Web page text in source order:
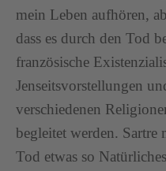
mein Leben aufhören,
dass es durch den Tod
französische
Jenseitsvorstellungen
verschiedenen
begleitet werden. Sartre
Tod etwas so